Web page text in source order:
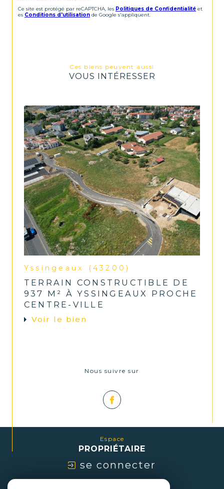
Ce site est protégé par reCAPTCHA, les Politiques de Confidentialité et
es Conditions d'utilisation de Google s'appliquent.
Ces biens peuvent aussi
VOUS INTÉRESSER
Yssingeaux (43200)
TERRAIN CONSTRUCTIBLE DE
937 M² À YSSINGEAUX PROCHE
CENTRE-VILLE
Voir le bien
Nous suivre sur
Espace
PROPRIÉTAIRE
se connecter